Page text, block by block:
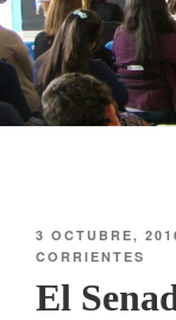
3 OCTUBRE,
CORRIENTES
El